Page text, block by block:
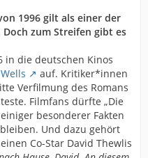
1996 gilt als einer der
zum Streifen gibt es
in die deutschen Kinos
auf. Kritiker*innen
Verfilmung des Romans
Filmfans dürfte „Die
besonderer Fakten
Und dazu gehört
Co-Star David Thewlis